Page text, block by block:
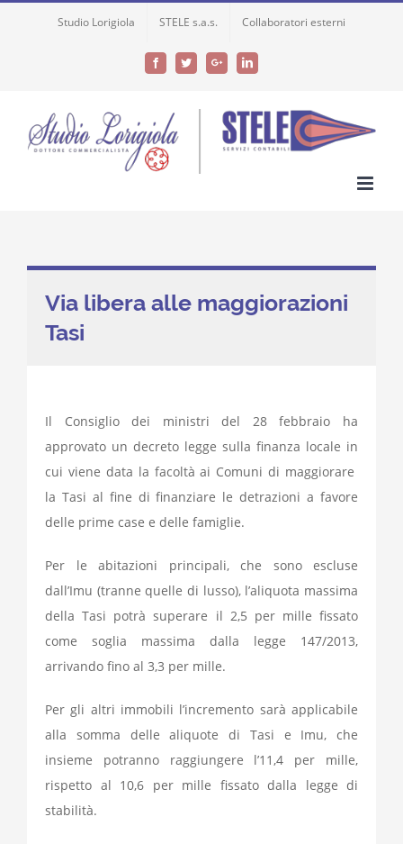
Studio Lorigiola STELE s.a.s. Collaboratori esterni
FacebookTwitterGoogle+LinkedIn
Via libera alle maggiorazioni
Tasi
Il Consiglio dei ministri del 28 febbraio ha
approvato un decreto legge sulla finanza locale in
cui viene data la facoltà ai Comuni di maggiorare
la Tasi al fine di finanziare le detrazioni a favore
delle prime case e delle famiglie.
Per le abitazioni principali, che sono escluse
dall’Imu (tranne quelle di lusso), l’aliquota massima
della Tasi potrà superare il 2,5 per mille fissato
come soglia massima dalla legge 147/2013,
arrivando fino al 3,3 per mille.
Per gli altri immobili l’incremento sarà applicabile
alla somma delle aliquote di Tasi e Imu, che
insieme potranno raggiungere l’11,4 per mille,
rispetto al 10,6 per mille fissato dalla legge di
stabilità.